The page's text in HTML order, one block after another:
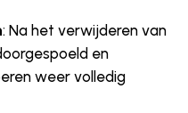
: Na het verwijderen van
en
weer volledig